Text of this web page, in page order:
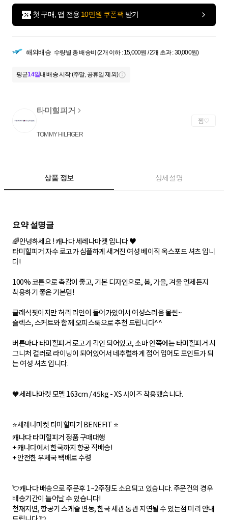
첫 구매, 앱 전용 10만원 쿠폰팩 받기
해외배송 수량별 총 배송비 (2개 이하 : 15,000원 / 2개 초과 : 30,000원)
평균14일내 배송 시작 (주말, 공휴일 제외)
타미힐피거
TOMMY HILFIGER
찜
상품 정보 상세설명
요약 설명글
🌈 안녕하세요 ! 캐나다 세레나마켓 입니다 ♥
타미힐피거 자수 로고가 심플하게 새겨진 여성 베이직 옥스포드 셔츠 입니
다!
100% 코튼으로 촉감이 좋고, 기본 디자인으로, 봄, 가을, 겨울 언제든지
착용하기 좋은 기본템!
클래식핏이지만 허리 라인이 들어가있어서 여성스러움 물씬~
슬렉스, 스커트와 함께 오피스룩으로 추천 드립니다^^
버튼마다 타미힐피거 로고가 각인 되어있고, 소마 안쪽에는 타미힐피거 시
그니처 컬러로 라이닝이 되어있어서 네추럴하게 접어 입어도 포인트가 되
는 여성 셔츠 입니다.
🧡세레나마켓 모델 163cm / 45kg - XS 사이즈 착용했습니다.
⭐세레나마켓 타미힐피거 BENEFIT ⭐
캐나다 타미힐피거 정품 구매대행
+ 캐나다에서 한국까지 항공 직배송!
+ 안전한 우체국 택배로 수령
💘캐나다 배송으로 주문후 1~2주정도 소요되고 있습니다. 주문건의 경우
배송기간이 늘어날 수 있습니다!
천재지변, 항공기 스케쥴 변동, 한국 세관 통관 지연될 수 있는점 미리 안내